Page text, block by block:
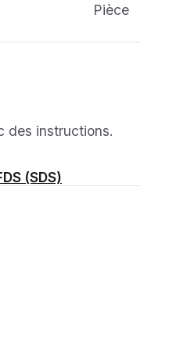
pièce
des instructions.
(SDS)